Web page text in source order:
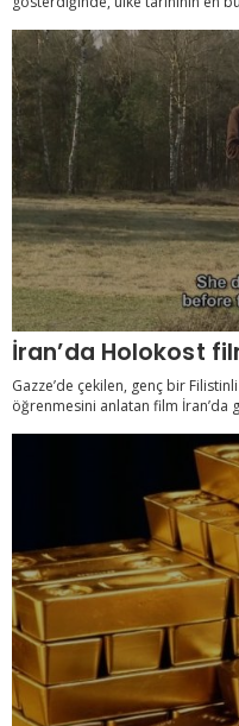
İran’da Holokost
Gazze’de çekilen, genç bir
öğrenmesini anlatan film İran’da